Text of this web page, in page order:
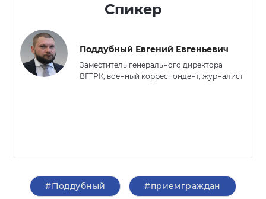
Спикер
Поддубный Евгений Евгеньевич
Заместитель генерального директора
ВГТРК, военный корреспондент, журналист
#Поддубный #приемграждан